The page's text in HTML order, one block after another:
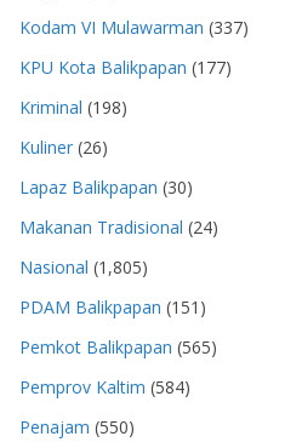
Kodam VI Mulawarman (337)
KPU Kota Balikpapan (177)
Kriminal (198)
Kuliner (26)
Lapaz Balikpapan (30)
Makanan Tradisional (24)
Nasional (1,805)
PDAM Balikpapan (151)
Pemkot Balikpapan (565)
Pemprov Kaltim (584)
Penajam (550)